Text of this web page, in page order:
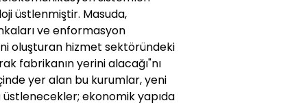
üstlenmiştir. Masuda,
ve enformasyon
oluşturan hizmet sektöründeki
fabrikanın yerini alacağı"nı
yer alan bu kurumlar, yeni
ekonomik yapıda